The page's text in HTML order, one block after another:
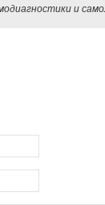
и